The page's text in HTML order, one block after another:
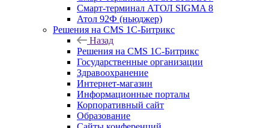
Смарт-терминал АТОЛ SIGMA 8
Атол 92Ф (ньюджер)
Решения на CMS 1С-Битрикс
Назад
Решения на CMS 1С-Битрикс
Государственные организации
Здравоохранение
Интернет-магазин
Информационные порталы
Корпоративный сайт
Образование